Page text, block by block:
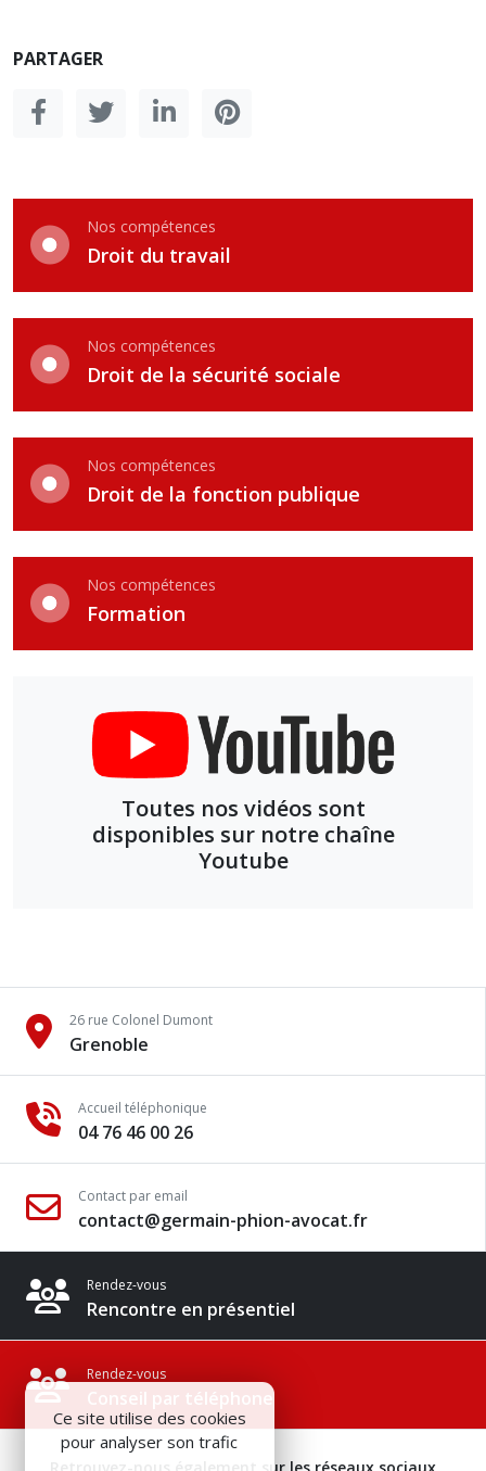
PARTAGER
Nos compétences
Droit du travail
Nos compétences
Droit de la sécurité sociale
Nos compétences
Droit de la fonction publique
Nos compétences
Formation
Toutes nos vidéos sont
disponibles sur notre chaîne
Youtube
26 rue Colonel Dumont
Grenoble
Accueil téléphonique
04 76 46 00 26
Contact par email
contact@germain-phion-avocat.fr
Rendez-vous
Rencontre en présentiel
Rendez-vous
Conseil par téléphone
Ce site utilise des cookies
pour analyser son trafic